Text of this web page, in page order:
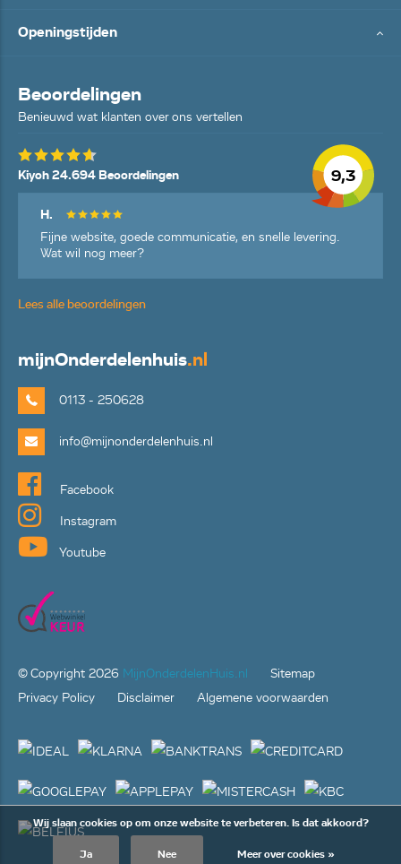
Wij slaan cookies op om onze website te verbeteren. Is dat akkoord?
Ja Nee Meer over cookies »
Openingstijden
Beoordelingen
Benieuwd wat klanten over ons vertellen
9,3
Kiyoh 24.694 Beoordelingen
H.
Fijne website, goede communicatie, en snelle levering.
Wat wil nog meer?
Lees alle beoordelingen
mijnOnderdelenhuis.nl
0113 - 250628
info@mijnonderdelenhuis.nl
Facebook
Instagram
Youtube
© Copyright 2026 MijnOnderdelenHuis.nl
Sitemap
Privacy Policy
Disclaimer Algemene voorwaarden